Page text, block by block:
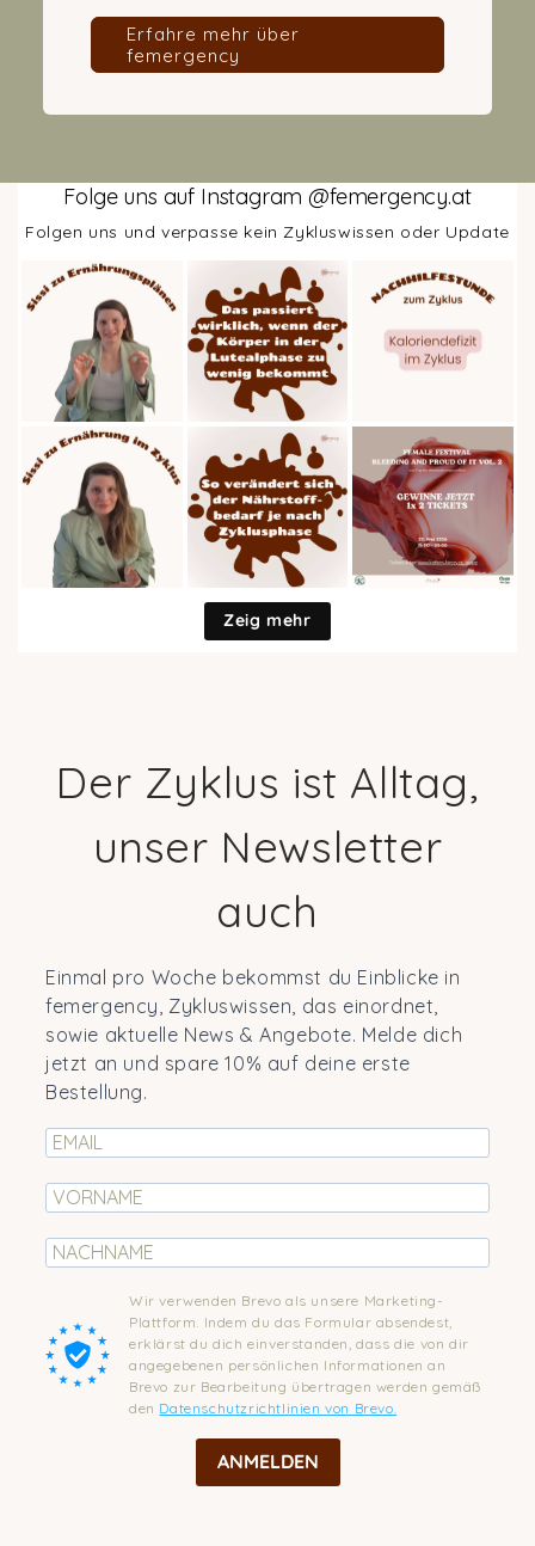
Erfahre mehr über
femergency
Folge uns auf Instagram@femergency.at
Folgen uns und verpasse kein Zykluswissen oder Update
Zeig mehr
Der Zyklus ist Alltag,
unser Newsletter
auch
Einmal pro Woche bekommst du Einblicke in
femergency, Zykluswissen, das einordnet,
sowie aktuelle News & Angebote. Melde dich
jetzt an und spare 10% auf deine erste
Bestellung.
Wir verwenden Brevo als unsere Marketing-
Plattform. Indem du das Formular absendest,
erklärst du dich einverstanden, dass die von dir
angegebenen persönlichen Informationen an
Brevo zur Bearbeitung übertragen werden gemäß
den Datenschutzrichtlinien von Brevo.
ANMELDEN